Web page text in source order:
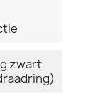
zwart